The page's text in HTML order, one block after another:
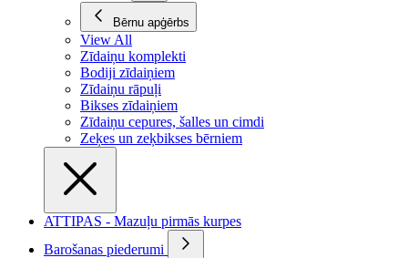
Bērnu apģērbs
View All
Zīdaiņu komplekti
Bodiji zīdaiņiem
Zīdaiņu rāpuļi
Bikses zīdaiņiem
Zīdaiņu cepures, šalles un cimdi
Zeķes un zeķbikses bērniem
ATTIPAS - Mazuļu pirmās kurpes
Barošanas piederumi